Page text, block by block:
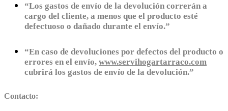
“Los gastos de envío de la devolución correrán a
cargo del cliente, a menos que el producto esté
defectuoso o dañado durante el envío.”
“En caso de devoluciones por defectos del producto o
errores en el envío, www.servihogartarraco.com
cubrirá los gastos de envío de la devolución.”
Contacto: